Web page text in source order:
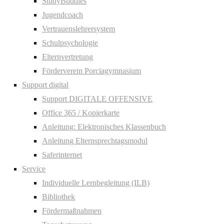
Jugendcoach
Vertrauenslehrersystem
Schulpsychologie
Elternvertretung
Förderverein Porciagymnasium
Support digital
Support DIGITALE OFFENSIVE
Office 365 / Kopierkarte
Anleitung: Elektronisches Klassenbuch
Anleitung Elternsprechtagsmodul
Saferinternet
Service
Individuelle Lernbegleitung (ILB)
Bibliothek
Fördermaßnahmen